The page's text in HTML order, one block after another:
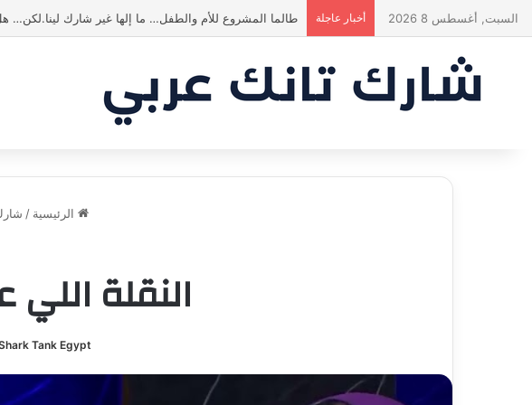
السبت, أغسطس 8 2026 أخبار عاجلة أول يوم Diet عند الشاركس be like
الرئيسية /
النقلة
Tank Egypt